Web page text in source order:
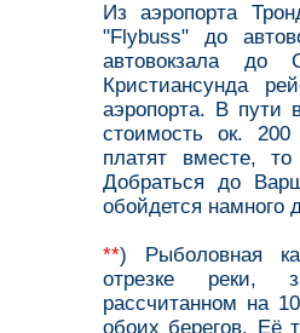
Из аэропорта
"Flybuss" до
автовокзала до
Кристиансунда
аэропорта. В пути
стоимость ок.
платят вместе,
Добраться до
обойдется намного
**) Рыболовная
отрезке реки,
рассчитанном на
обоих берегов. Её